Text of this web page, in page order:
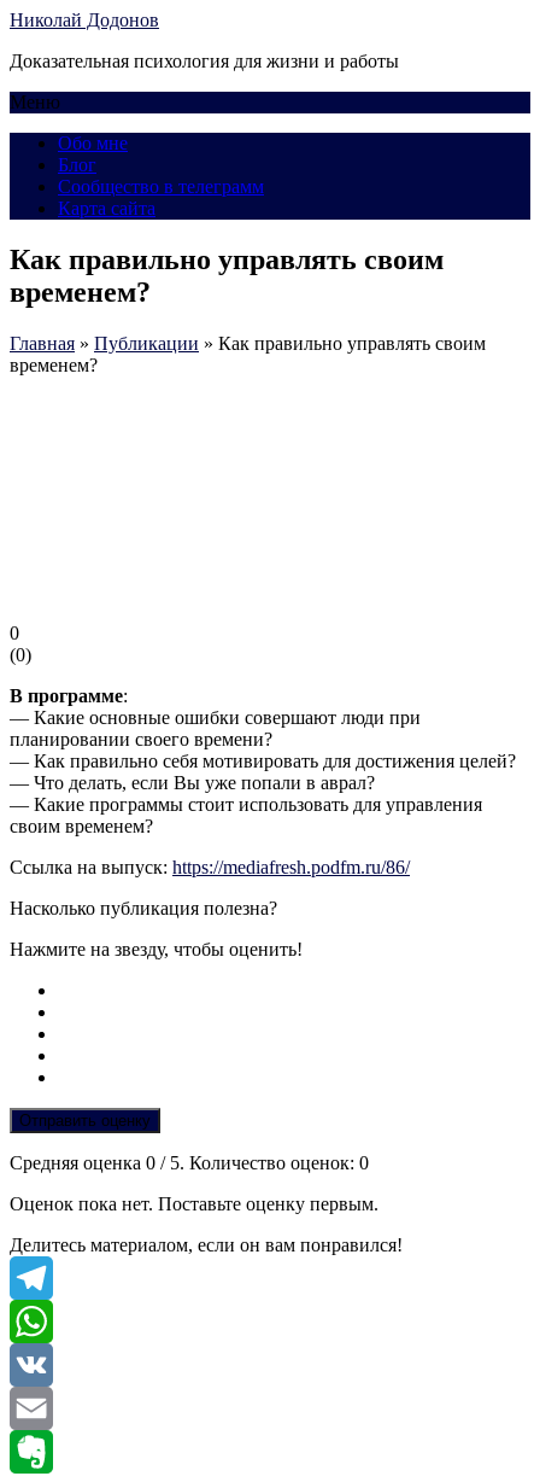
Николай Додонов
Доказательная психология для жизни и работы
Меню
Обо мне
Блог
Сообщество в телеграмм
Карта сайта
Как правильно управлять своим
временем?
Главная » Публикации » Как правильно управлять своим
временем?
0
(0)
В программе:
— Какие основные ошибки совершают люди при
планировании своего времени?
— Как правильно себя мотивировать для достижения целей?
— Что делать, если Вы уже попали в аврал?
— Какие программы стоит использовать для управления
своим временем?
Ссылка на выпуск: https://mediafresh.podfm.ru/86/
Насколько публикация полезна?
Нажмите на звезду, чтобы оценить!
Отправить оценку
Средняя оценка 0 / 5. Количество оценок: 0
Оценок пока нет. Поставьте оценку первым.
Делитесь материалом, если он вам понравился!
Telegram
WhatsApp
VK
Email